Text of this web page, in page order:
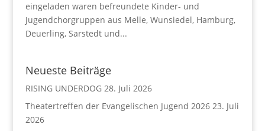
eingeladen waren befreundete Kinder- und
Jugendchorgruppen aus Melle, Wunsiedel, Hamburg,
Deuerling, Sarstedt und...
Neueste Beiträge
RISING UNDERDOG 28. Juli 2026
Theatertreffen der Evangelischen Jugend 2026 23. Juli
2026